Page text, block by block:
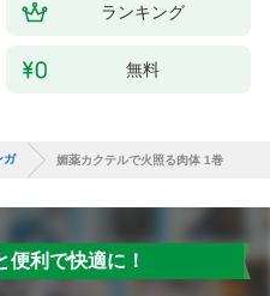
ランキング
無料
ガ 媚薬カクテルで火照る肉体 1巻
便利で快適に！